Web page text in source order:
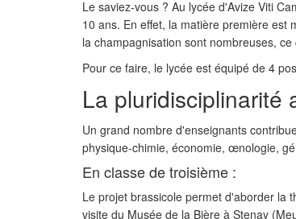
Le saviez-vous ? Au lycée d'Avize Viti
10 ans. En effet, la matière première est
la champagnisation sont nombreuses,
Pour ce faire, le lycée est équipé de 4
La
Un grand nombre d'enseignants
physique-chimie, économie, œnologie,
En classe de troisième :
Le projet brassicole permet d'aborder la
visite du Musée de la Bière à Stenay